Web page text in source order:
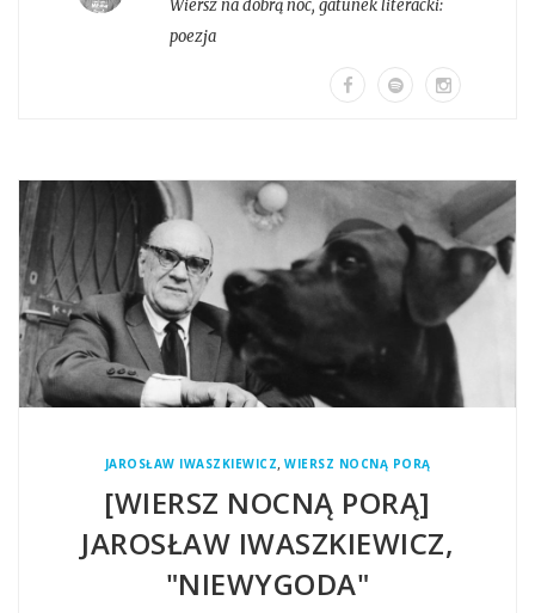
Wiersz na dobrą noc, gatunek literacki:
poezja
JAROSŁAW IWASZKIEWICZ, WIERSZ NOCNĄ PORĄ
[WIERSZ NOCNĄ PORĄ]
JAROSŁAW IWASZKIEWICZ,
"NIEWYGODA"